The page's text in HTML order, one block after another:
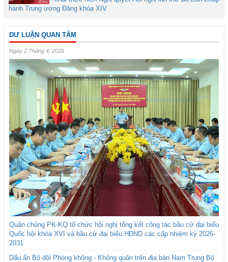
hành Trung ương Đảng khóa XIV
DƯ LUẬN QUAN TÂM
Ngày 2 Tháng 4, 2026
Quân chủng PK-KQ tổ chức hội nghị tổng kết công tác bầu cử đại biểu
Quốc hội khóa XVI và bầu cử đại biểu HĐND các cấp nhiệm kỳ 2026-
2031
Dấu ấn Bộ đội Phòng không - Không quân trên địa bàn Nam Trung Bộ